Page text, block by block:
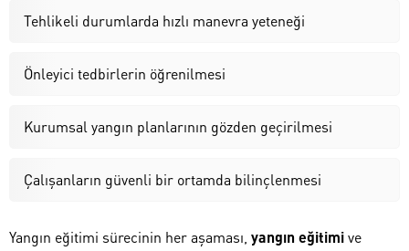
Tehlikeli durumlarda hızlı manevra yeteneği
Önleyici tedbirlerin öğrenilmesi
Kurumsal yangın planlarının gözden geçirilmesi
Çalışanların güvenli bir ortamda bilinçlenmesi
Yangın eğitimi sürecinin her aşaması, yangın eğitimive